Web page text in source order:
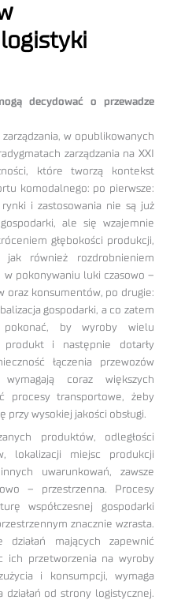
decydować o przewadze
w opublikowanych
zarządzania na XXI
które tworzą kontekst
komodalnego: po pierwsze:
i zastosowania nie są już
ale się wzajemnie
głębokości produkcji,
jak również rozdrobnieniem
pokonywaniu luki czasowo –
oraz konsumentów, po drugie:
gospodarki, a co zatem
pokonać, by wyroby wielu
produkt i następnie dotarły
łączenia przewozów
coraz większych
procesy transportowe, żeby
przy wysokiej jakości obsługi.
produktów, odległości
lokalizacji miejsc produkcji
uwarunkowań, zawsze
– przestrzenna. Procesy
współczesnej gospodarki
znacznie wzrasta.
mających zapewnić
ich przetworzenia na wyroby
i konsumpcji, wymaga
działań od strony logistycznej.